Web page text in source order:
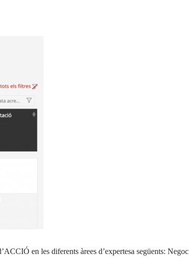
en les diferents àrees d’expertesa següents: